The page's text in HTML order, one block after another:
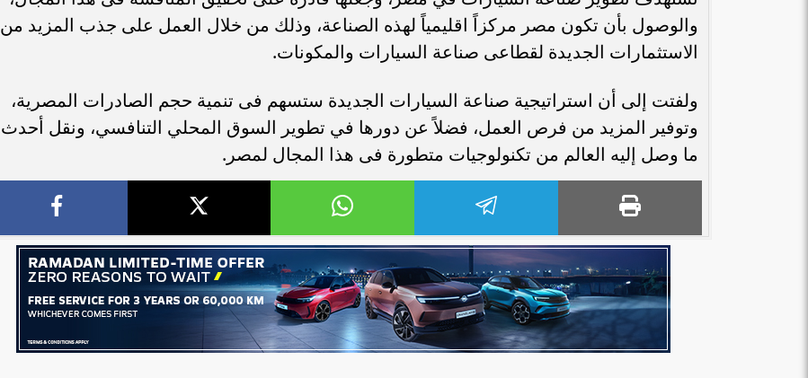
والوصول بأن تكون مصر مركزاً اقليمياً لهذه الصناعة، وذلك من خلال العمل على جذب المزيد من
الاستثمارات الجديدة لقطاعى صناعة السيارات والمكونات.
ولفتت إلى أن استراتيجية صناعة السيارات الجديدة ستسهم فى تنمية حجم الصادرات المصرية،
وتوفير المزيد من فرص العمل، فضلاً عن دورها في تطوير السوق المحلي التنافسي، ونقل أحدث
ما وصل إليه العالم من تكنولوجيات متطورة فى هذا المجال لمصر.